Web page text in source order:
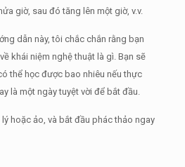
giờ, sau đó tăng lên một giờ, v.v.
dẫn này, tôi chắc chắn rằng bạn
khái niệm nghệ thuật là gì. Bạn sẽ
thể học được bao nhiêu nếu thực
là một ngày tuyệt vời để bắt đầu.
hoặc ảo, và bắt đầu phác thảo ngay